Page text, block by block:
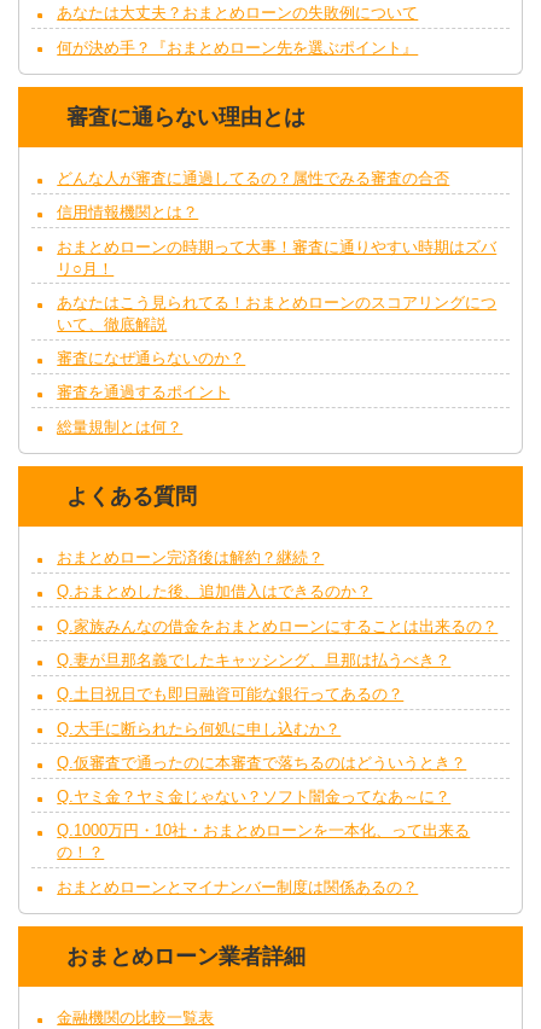
あなたは大丈夫？おまとめローンの失敗例について
何が決め手？『おまとめローン先を選ぶポイント』
審査に通らない理由とは
どんな人が審査に通過してるの？属性でみる審査の合否
信用情報機関とは？
おまとめローンの時期って大事！審査に通りやすい時期はズバ
リ○月！
あなたはこう見られてる！おまとめローンのスコアリングにつ
いて、徹底解説
審査になぜ通らないのか？
審査を通過するポイント
総量規制とは何？
よくある質問
おまとめローン完済後は解約？継続？
Q.おまとめした後、追加借入はできるのか？
Q.家族みんなの借金をおまとめローンにすることは出来るの？
Q.妻が旦那名義でしたキャッシング、旦那は払うべき？
Q.土日祝日でも即日融資可能な銀行ってあるの？
Q.大手に断られたら何処に申し込むか？
Q.仮審査で通ったのに本審査で落ちるのはどういうとき？
Q.ヤミ金？ヤミ金じゃない？ソフト闇金ってなあ～に？
Q.1000万円・10社・おまとめローンを一本化、って出来る
の！？
おまとめローンとマイナンバー制度は関係あるの？
おまとめローン業者詳細
金融機関の比較一覧表